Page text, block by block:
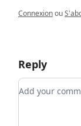
Connexionou
Reply
Add your